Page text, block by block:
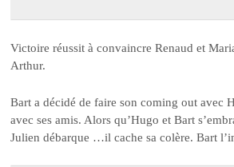
Victoire réussit à convaincre Renaud et
Arthur.
Bart a décidé de faire son coming out avec
avec ses amis. Alors qu’Hugo et Bart
Julien débarque …il cache sa colère. Bart